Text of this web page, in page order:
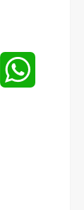
Email